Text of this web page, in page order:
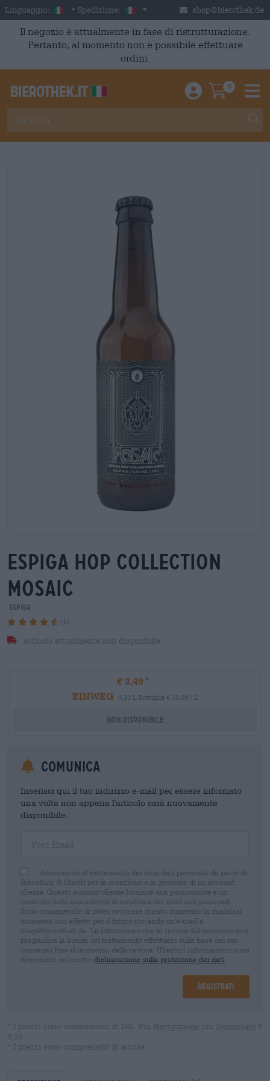
Skip to main content
Linguaggio: Italian
Spedizione: Italia shop@bierothek.de
Il negozio è attualmente in fase di ristrutturazione.
Pertanto, al momento non è possibile effettuare
ordini.
Einloggen /
0
espiga hop collection
mosaic
Espiga
(6)
Articolo attualmente non disponibile
€ 3,49
EINWEG
0,33 L Bottiglia € 10,09 / L
Non disponibile
Comunica
Inserisci qui il tuo indirizzo e-mail per essere informato
una volta non appena l'articolo sarà nuovamente
disponibile.
Acconsento al trattamento dei miei dati personali da parte di
Bierothek ® GmbH per la creazione e la gestione di un account
cliente. Questo account cliente fornisce una panoramica e un
controllo delle mie attività di vendita e dei miei dati personali.
Sono consapevole di poter revocare questo consenso in qualsiasi
momento con effetto per il futuro inviando un'e-mail a
shop@bierothek.de. La informiamo che la revoca del consenso non
pregiudica la liceità del trattamento effettuato sulla base del suo
consenso fino al momento della revoca. Ulteriori informazioni sono
disponibili nel nostro dichiarazione sulla protezione dei dati
Registrati
* I prezzi sono comprensivi di IVA. Più Navigazione più Depositare €
0,25
* I prezzi sono comprensivi di accisa